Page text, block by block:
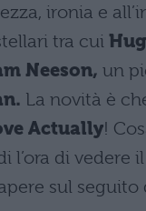
ironia e
tra cui
Neeson, un
La novità è
Actually!
l’ora di vedere
sul